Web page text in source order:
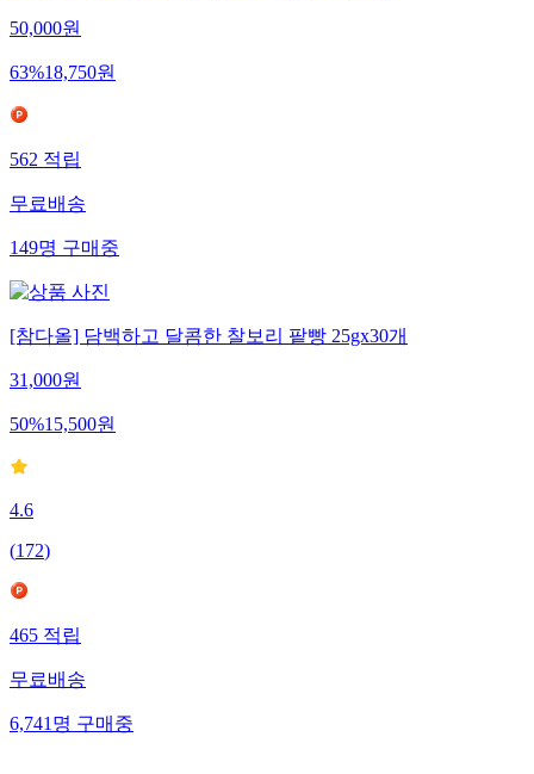
50,000원
63%18,750원
562적립
무료배송
149명구매중
[참다올] 담백하고 달콤한 찰보리 팥빵 25gx30개
31,000원
50%15,500원
4.6
(172)
465적립
무료배송
6,741명구매중